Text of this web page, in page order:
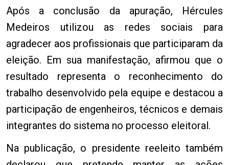
Após a conclusão da apuração, Hércules
Medeiros utilizou as redes sociais para
agradecer aos profissionais que participaram da
eleição. Em sua manifestação, afirmou que o
resultado representa o reconhecimento do
trabalho desenvolvido pela equipe e destacou a
participação de engenheiros, técnicos e demais
integrantes do sistema no processo eleitoral.
Na publicação, o presidente reeleito também